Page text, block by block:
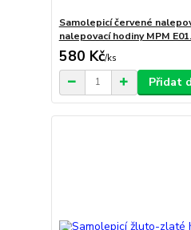
Samolepicí červené
nalepovací hodiny MPM
580 Kč/ks
Přidat